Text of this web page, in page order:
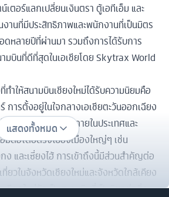
เตอร์แลกเปลี่ยนเงินตรา ตู้เอทีเอ็ม และ
งานที่มีประสิทธิภาพและพนักงานที่เป็นมิตร
ดหลายปีที่ผ่านมา รวมถึงการได้รับการ
มบินที่ดีที่สุดในเอเชียโดย Skytrax World
ำให้สนามบินเชียงใหม่ได้รับความนิยมคือ
การตั้งอยู่ในใจกลางเอเชียตะวันออกเฉียง
คัญสำหรับเที่ยวบินภายในประเทศและ
มต่อโดยตรงไปยังเมืองใหญ่ๆ เช่น
ง และเซี่ยงไฮ้ การเข้าถึงนี้มีส่วนสำคัญต่อ
ยวในจังหวัดเชียงใหม่และจังหวัดใกล้เคียง
ชียงใหม่ยังเป็นสนามบินที่เป็นมิตรต่อสิ่ง
แสดงทั้งหมด